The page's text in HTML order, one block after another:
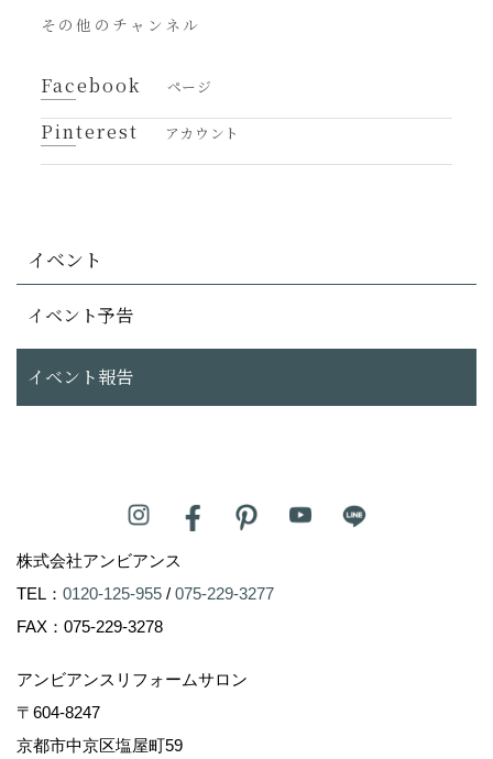
その他のチャンネル
Facebook ページ
Pinterest アカウント
イベント
イベント予告
イベント報告
株式会社アンビアンス
TEL： 0120-125-955 / 075-229-3277
FAX：075-229-3278
アンビアンスリフォームサロン
〒604-8247
京都市中京区塩屋町59